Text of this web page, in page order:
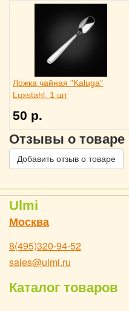
Ложка чайная "Kaluga"
Luxstahl, 1 шт
50 р.
Отзывы о товаре
Добавить отзыв о товаре
Ulmi
Москва
8(495)320-94-52
sales@ulmi.ru
Каталог товаров